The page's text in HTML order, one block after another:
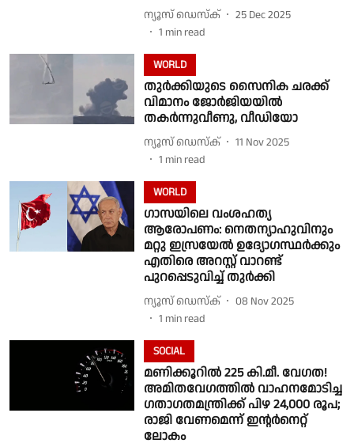
ന്യൂസ് ഡെസ്ക്
25 Dec 2025
1 min read
WORLD
തുർക്കിയുടെ സൈനിക ചരക്ക്
വിമാനം ജോർജിയയിൽ
തകർന്നുവീണു, വീഡിയോ
ന്യൂസ് ഡെസ്ക്
11 Nov 2025
1 min read
WORLD
ഗാസയിലെ വംശഹത്യ
ആരോപണം: നെതന്യാഹുവിനും
മറ്റു ഇസ്രയേൽ ഉദ്യോഗസ്ഥർക്കും
എതിരെ അറസ്റ്റ് വാറണ്ട്
പുറപ്പെടുവിച്ച് തുർക്കി
ന്യൂസ് ഡെസ്ക്
08 Nov 2025
1 min read
SOCIAL
മണിക്കൂറിൽ 225 കി.മീ. വേഗത!
അമിതവേഗത്തിൽ വാഹനമോടിച്ച
ഗതാഗതമന്ത്രിക്ക് പിഴ 24,000 രൂപ;
രാജി വേണമെന്ന് ഇൻ്റർനെറ്റ്
ലോകം